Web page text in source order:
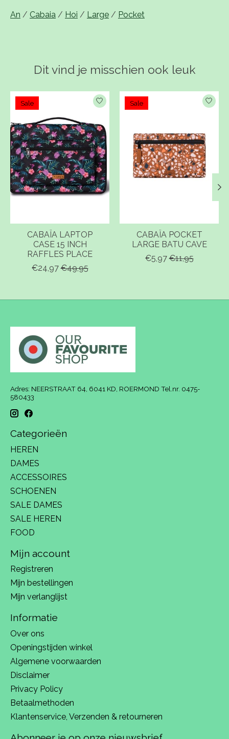
An / Cabaia / Hoi / Large / Pocket
Dit vind je misschien ook leuk
Items van productcarrousel
Sale
CABAÏA LAPTOP
CASE 15 INCH
RAFFLES PLACE
€24,97 €49,95
Sale
CABAÏA POCKET
LARGE BATU CAVE
€5,97 €11,95
Adres: NEERSTRAAT 64, 6041 KD, ROERMOND Tel.nr. 0475-
580433
Categorieën
HEREN
DAMES
ACCESSOIRES
SCHOENEN
SALE DAMES
SALE HEREN
FOOD
Mijn account
Registreren
Mijn bestellingen
Mijn verlanglijst
Informatie
Over ons
Openingstijden winkel
Algemene voorwaarden
Disclaimer
Privacy Policy
Betaalmethoden
Klantenservice, Verzenden & retourneren